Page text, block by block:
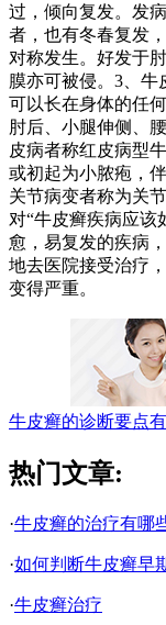
过，倾向复发。发
者，也有冬春复发
对称发生。好发于
膜亦可被侵。3、
可以长在身体的任
肘后、小腿伸侧、
皮病者称红皮病型
或初起为小脓疱，
关节病变者称为关
对“牛皮癣疾病应该
愈，易复发的疾病
地去医院接受治疗
变得严重。
牛皮癣的诊断要点
热门文章:
·牛皮癣的治疗有哪
·如何判断牛皮癣早
·牛皮癣治疗